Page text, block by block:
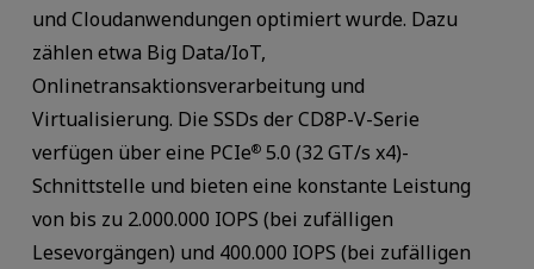
und Cloudanwendungen optimiert wurde. Dazu
zählen etwa Big Data/IoT,
Onlinetransaktionsverarbeitung und
Virtualisierung. Die SSDs der CD8P-V-Serie
verfügen über eine PCIe®5.0 (32 GT/s x4)-
Schnittstelle und bieten eine konstante Leistung
von bis zu 2.000.000 IOPS (bei zufälligen
Lesevorgängen) und 400.000 IOPS (bei zufälligen